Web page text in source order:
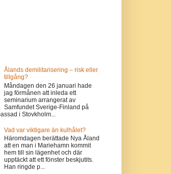
Ålands demilitarisering – risk eller
tillgång?
Måndagen den 26 januari hade
jag förmånen att inleda ett
seminarium arrangerat av
Samfundet Sverige-Finland på
i Stovkholm...
Vad var viktigare än kulhålet?
Häromdagen berättade Nya Åland
att en man i Mariehamn kommit
hem till sin lägenhet och där
upptäckt att ett fönster beskjutits.
Han ringde p...